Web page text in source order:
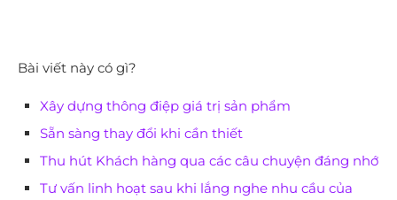
Bài viết này có gì?
Xây dựng thông điệp giá trị sản phẩm
Sẵn sàng thay đổi khi cần thiết
Thu hút Khách hàng qua các câu chuyện đáng nhớ
Tư vấn linh hoạt sau khi lắng nghe nhu cầu của